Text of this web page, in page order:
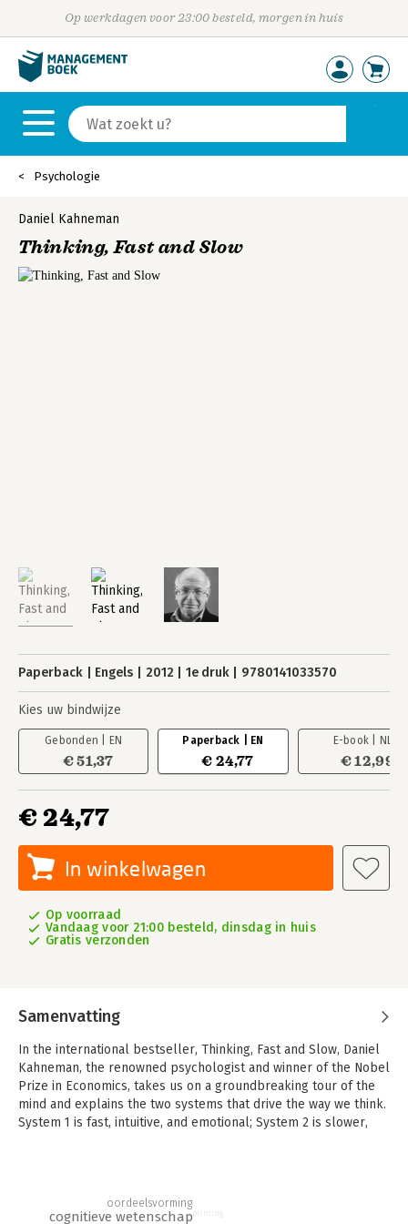
Op werkdagen voor 23:00 besteld, morgen in huis
Psychologie
Daniel Kahneman
Thinking, Fast and Slow
Paperback Engels 2012 1e druk 9780141033570
Kies uw bindwijze
Gebonden | EN
€ 51,37
Paperback | EN
€ 24,77
E-book | NL
€ 12,99
€ 24,77
In winkelwagen
Op voorraad
Vandaag voor 21:00 besteld, dinsdag in huis
Gratis verzonden
Samenvatting
In the international bestseller, Thinking, Fast and Slow, Daniel
Kahneman, the renowned psychologist and winner of the Nobel
Prize in Economics, takes us on a groundbreaking tour of the
mind and explains the two systems that drive the way we think.
System 1 is fast, intuitive, and emotional; System 2 is slower,
effect of cognitive biases on everything from playing the stock
market to planning our next vacation-each of these can be
cognitieve wetenschap
oordeelsvorming
priming